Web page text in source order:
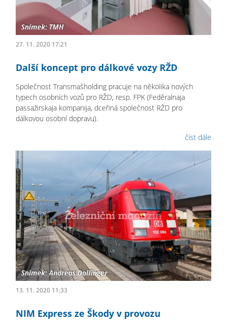
27. 11. 2020 17:21
Další koncept pro dálkové vozy RŽD
Společnost Transmašholding pracuje na několika nových
typech osobních vozů pro RŽD, resp. FPK (Feděralnaja
passažirskaja kompanija, dceřiná společnost RŽD pro
dálkovou osobní dopravu).
číst dále
13. 11. 2020 11:33
NIM Express ze Škody v provozu